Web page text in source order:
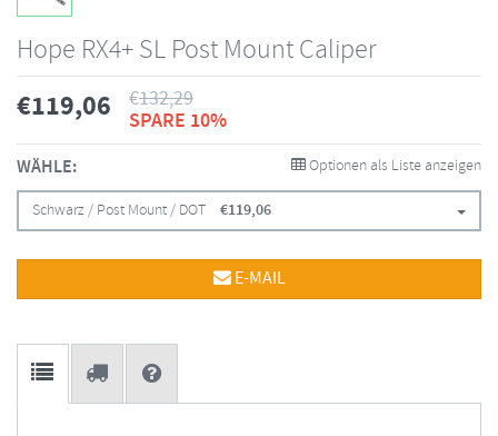
Hope RX4+ SL Post Mount Caliper
€119,06 €132,29
SPARE 10%
WÄHLE: Optionen als Liste anzeigen
Schwarz / Post Mount / DOT €119,06
E-MAIL